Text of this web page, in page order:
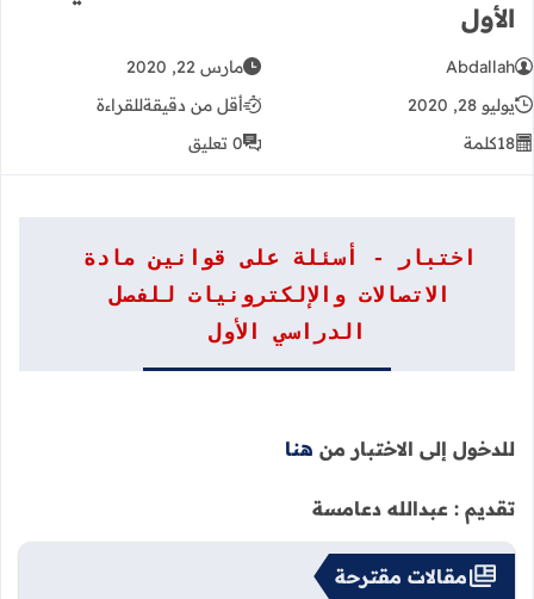
الأول
Abdallah
مارس 22, 2020
يوليو 28, 2020
أقل من دقيقةللقراءة
18كلمة 0 تعليق
اختبار - أسئلة على قوانين مادة
الاتصالات والإلكترونيات للفصل
الدراسي الأول
للدخول إلى الاختبار من هنا
تقديم : عبدالله دعامسة
مقالات مقترحة